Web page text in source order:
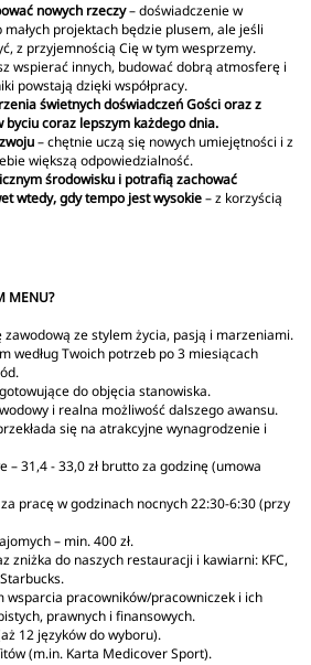
nowych rzeczy– doświadczenie w
projektach będzie plusem, ale jeśli
z przyjemnością Cię w tym wesprzemy.
wspierać innych, budować dobrą atmosferę i
powstają dzięki współpracy.
świetnych doświadczeń Gości oraz z
byciu coraz lepszym każdego dnia.
– chętnie uczą się nowych umiejętności i z
większą odpowiedzialność.
środowisku i potrafią zachować
wtedy, gdy tempo jest wysokie– z korzyścią
MENU?
zawodową ze stylem życia, pasją i marzeniami.
według Twoich potrzeb po 3 miesiącach
do objęcia stanowiska.
i realna możliwość dalszego awansu.
się na atrakcyjne wynagrodzenie i
– 31,4 - 33,0 zł brutto za godzinę (umowa
pracę w godzinach nocnych 22:30-6:30 (przy
– min. 400 zł.
zniżka do naszych restauracji i kawiarni: KFC,
wsparcia pracowników/pracowniczek i ich
prawnych i finansowych.
12 języków do wyboru).
(m.in. Karta Medicover Sport).